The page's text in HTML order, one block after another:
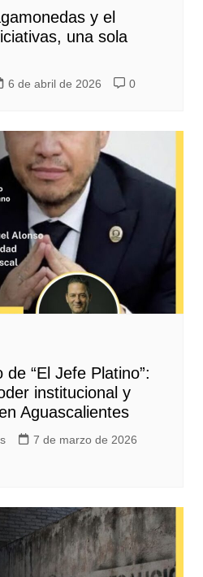
y el
una sola
6 de abril de 2026 0
“El Jefe Platino”:
institucional y
Aguascalientes
7 de marzo de 2026